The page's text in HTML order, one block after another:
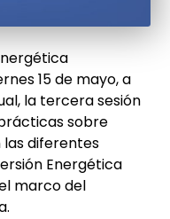
15 de mayo, a
la tercera sesión
sobre
diferentes
Energética
marco del